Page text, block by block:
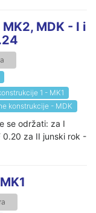
MDK - I i
1 - MK1
konstrukcije - MDK
se održati: za I
0.20 za II junski rok -